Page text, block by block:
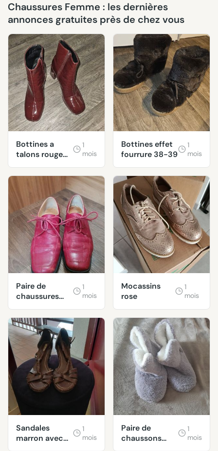
Chaussures Femme : les dernières
annonces gratuites près de chez vous
Bottines a
talons rouge
38-39
1
mois
Bottines effet
fourrure 38-39
1
mois
Paire de
chaussures
taille 37
1
mois
Mocassins
rose
1
mois
Sandales
marron avec
talons
1
mois
Paire de
chaussons
taille 39
1
mois